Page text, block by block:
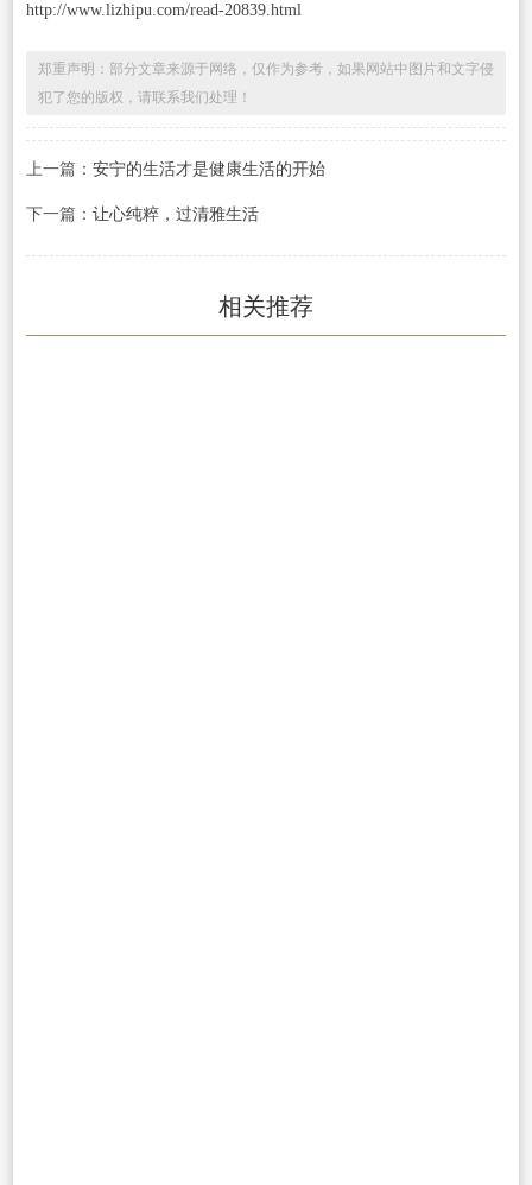
http://www.lizhipu.com/read-20839.html
郑重声明：部分文章来源于网络，仅作为参考，如果网站中图片和文字侵
犯了您的版权，请联系我们处理！
上一篇： 安宁的生活才是健康生活的开始
下一篇： 让心纯粹，过清雅生活
相关推荐